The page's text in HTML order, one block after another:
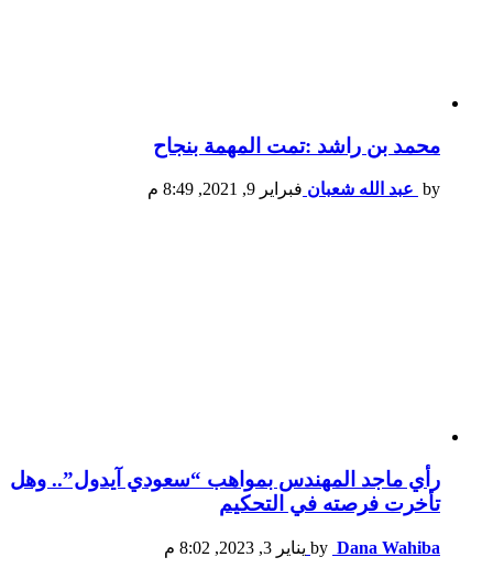
محمد بن راشد :تمت المهمة بنجاح
by عبد الله شعبان فبراير 9, 2021, 8:49 م
رأي ماجد المهندس بمواهب “سعودي آيدول”.. وهل
تأخرت فرصته في التحكيم
by Dana Wahiba يناير 3, 2023, 8:02 م